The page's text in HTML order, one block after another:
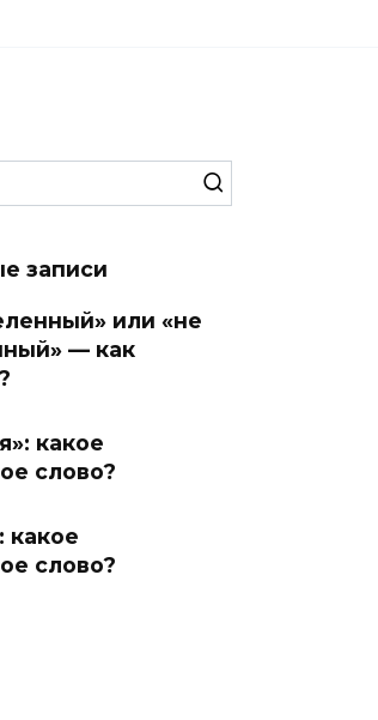
записи
или «не
— как
какое
слово?
какое
слово?